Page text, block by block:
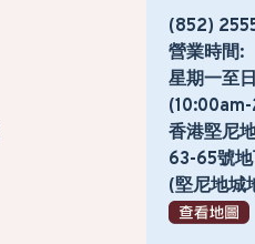
(852)
營業時間:
星期一至日
香港堅尼
63-65號
(堅尼地城